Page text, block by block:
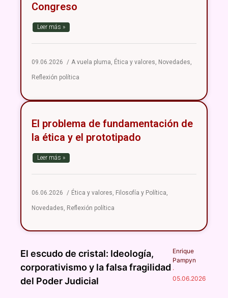
Congreso
Leer más »
09.06.2026 A vuela pluma, Ética y valores, Novedades,
Reflexión política
El problema de fundamentación de
la ética y el prototipado
Leer más »
06.06.2026 Ética y valores, Filosofía y Política,
Novedades, Reflexión política
El escudo de cristal: Ideología,
corporativismo y la falsa fragilidad
del Poder Judicial
Enrique
Pampyn
·
05.06.2026